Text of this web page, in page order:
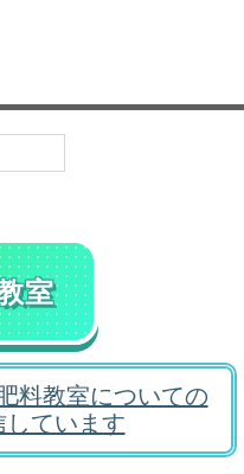
室
料教室についての
しています